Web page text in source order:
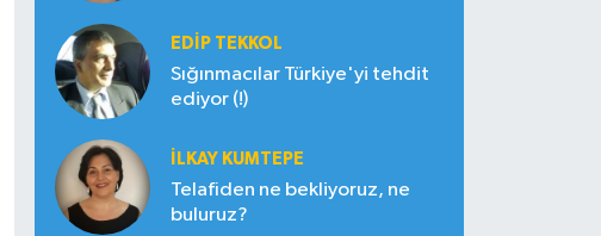
EDIP TEKKOL
Sığınmacılar Türkiye'yi tehdit
ediyor (!)
İLKAY KUMTEPE
Telafiden ne bekliyoruz, ne
buluruz?